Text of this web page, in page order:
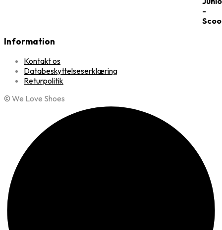
Information
Kontakt os
Databeskyttelseserklæring
Returpolitik
© We Love Shoes